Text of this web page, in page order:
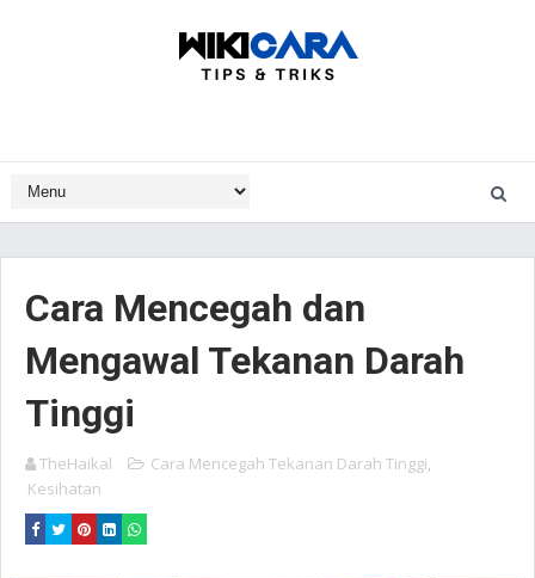
Cara Mencegah dan
Mengawal Tekanan Darah
Tinggi
TheHaikal Cara Mencegah Tekanan Darah Tinggi,
Kesihatan